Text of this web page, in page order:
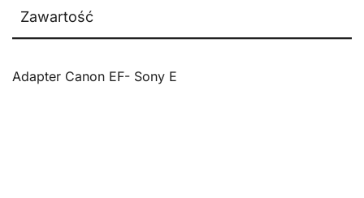
Zawartość
Adapter Canon EF- Sony E